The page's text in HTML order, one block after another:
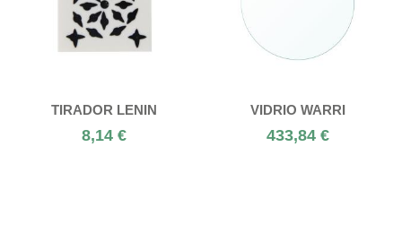
TIRADOR LENIN
8,14 €
VIDRIO WARRI
433,84 €